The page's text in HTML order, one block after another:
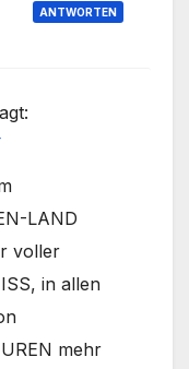
ANTWORTEN
LAND
voller
in allen
mehr